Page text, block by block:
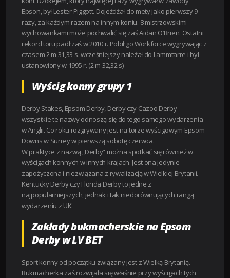
Epson, był Lester Piggott. Dojeżdżał do mety jako pierwszy 9
razy, za każdym razem na innym koniu. 8 mistrzowskimi
wychowankami może pochwalić się zaś Aidan O’Brien. Ostatni
rekord toru padł zaś w 2010 r. Pobił go Workforce wygrywając z
czasem 2 m 31,33 s. wcześniejszy należał do Lammtarre i był
ustanowiony w 1995 r. (2 m 32,32 s)
Wyścig konny grupy 1
Derby Stakes, Epsom Derby, Derby czy Cazoo Derby –
wszystkie te nazwy odnoszą się do tego samego wydarzenia
w Anglii. Co roku rozgrywany jest na torze wyścigowym Epsom
Downs w Surrey w pierwszą sobotę czerwca.
W praktyce z nazwą „Derby” można spotkać się również w
wyścigach konnych w innych krajach. Jest ona jedynie
zapożyczona i niezwiązana z rywalizacją w Wielkiej Brytanii.
Kentucky Derby czy Florida Derby to jedne z
najpopularniejszych, jednak i tak niedorównujących rangą
wydarzeniu z UK.
Zakłady bukmacherskie na Epsom
Derby w LV BET
Sport konny od początku związany jest z Wielką Brytanią.
Bukmacherka zaś rozwijała się właśnie przy wyścigach tych